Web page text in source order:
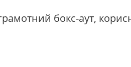
бокс-аут,